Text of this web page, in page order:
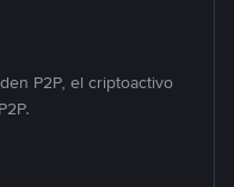
P2P, el criptoactivo